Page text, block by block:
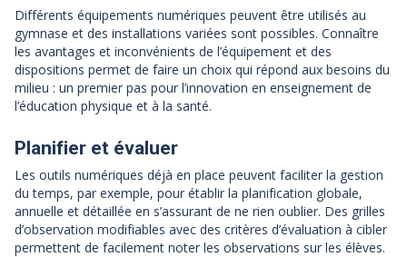
Différents équipements numériques peuvent être utilisés au
gymnase et des installations variées sont possibles. Connaître
les avantages et inconvénients de l’équipement et des
dispositions permet de faire un choix qui répond aux besoins du
milieu : un premier pas pour l’innovation en enseignement de
l’éducation physique et à la santé.
Planifier et évaluer
Les outils numériques déjà en place peuvent faciliter la gestion
du temps, par exemple, pour établir la planification globale,
annuelle et détaillée en s’assurant de ne rien oublier. Des grilles
d’observation modifiables avec des critères d’évaluation à cibler
permettent de facilement noter les observations sur les élèves.